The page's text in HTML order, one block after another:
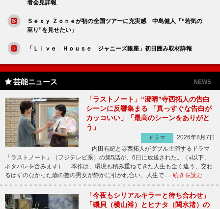
者会見詳報
Ｓｅｘｙ Ｚｏｎｅが初の全国ツアーに充実感 中島健人「“若気の
至り”を見せたい」
「Ｌｉｖｅ Ｈｏｕｓｅ ジャニーズ銀座」初日囲み取材詳報
芸能ニュース NEWS
「ラストノート」“澄晴”寺西拓人の告白
シーンに反響集まる 「真っすぐな告白が
カッコいい」「最高のシーンをありがと
う」
ドラマ
2026年8月7日
内田有紀と寺西拓人がダブル主演するドラマ
「ラストノート」（フジテレビ系）の第5話が、6日に放送された。（※以下、
ネタバレを含みます） 本作は、環境も積み重ねてきた人生も全く違う、交わ
るはずのなかった歳の差の男女が静かに引かれ合い、人生で … 続きを読む
「今夜もシリアルキラーと待ち合わせ」
「磯貝（横山裕）とヒナタ（関水渚）の